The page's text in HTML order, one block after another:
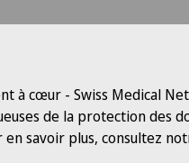
sa collaboration avec la Dre
et continue son
nos jours d'ouverture et
à cœur - Swiss Medical
de la protection des
savoir plus, consultez